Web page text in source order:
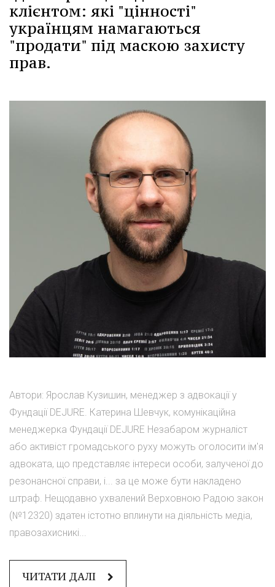
клієнтом: які "цінності"
українцям намагаються
"продати" під маскою захисту
прав.
Автори: Ярослав Кузишин, менеджер з адвокації у
Фундації DEJURE. Катерина Шевчук, комунікаційна
менеджерка Фундації DEJURE Незабаром журналіст
або активіст громадського руху можуть оголосити ім'я
адвоката, що представляє інтереси особи, залученої до
резонансної справи, і... за це може бути накладено
штраф. Нещодавно ухвалений Верховною Радою закон
(№12320) здатен істотно вплинути на діяльність медіа,
правозахисникі...
ЧИТАТИ ДАЛІ